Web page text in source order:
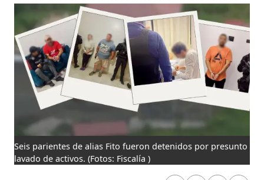
Seis parientes de alias Fito fueron detenidos por presunto
lavado de activos. (Fotos: Fiscalía )